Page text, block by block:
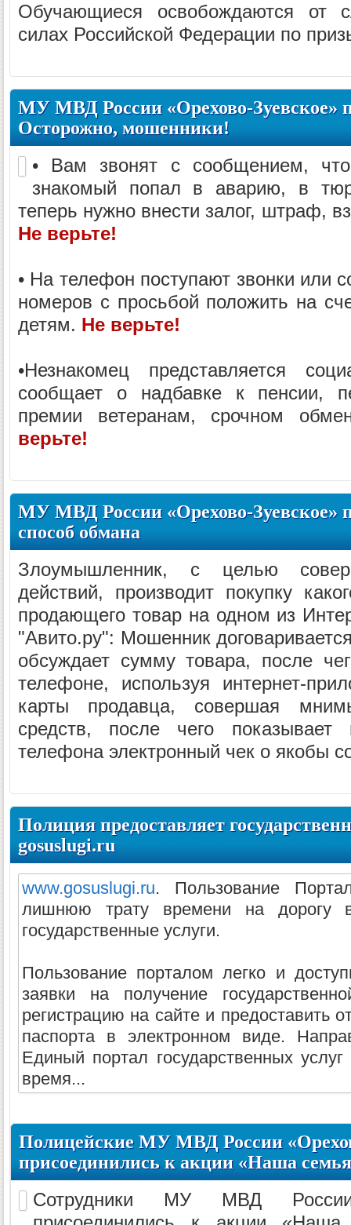
Обучающиеся освобождаются от
силах Российской Федерации по
МУ МВД России «Орехово-Зуевское»
Осторожно, мошенники!
• Вам звонят с сообщением,
знакомый попал в аварию, в
теперь нужно внести залог, штраф,
Не верьте!
• На телефон поступают звонки или
номеров с просьбой положить на
детям. Не верьте!
•Незнакомец представляется
сообщает о надбавке к пенсии,
премии ветеранам, срочном
верьте!
МУ МВД России «Орехово-Зуевское»
способ обмана
Злоумышленник, с целью
действий, производит покупку
продающего товар на одном из
"Авито.ру": Мошенник
обсуждает сумму товара, после
телефоне, используя интернет-
карты продавца, совершая
средств, после чего показывает
телефона электронный чек о якобы
Полиция предоставляет
gosuslugi.ru
www.gosuslugi.ru. Пользование
лишнюю трату времени на дорогу
государственные услуги.
Пользование порталом легко и
заявки на получение
регистрацию на сайте и предоставить
паспорта в электронном виде.
Единый портал государственных
время...
Полицейские МУ МВД России
присоединились к акции «Наша
Сотрудники МУ МВД России